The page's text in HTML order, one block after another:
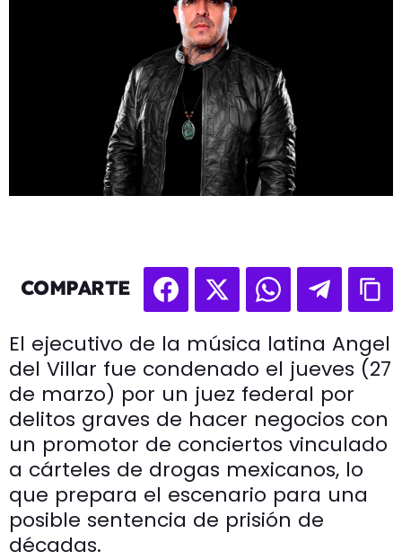
COMPARTE
El ejecutivo de la música latina Angel
del Villar fue condenado el jueves (27
de marzo) por un juez federal por
delitos graves de hacer negocios con
un promotor de conciertos vinculado
a cárteles de drogas mexicanos, lo
que prepara el escenario para una
posible sentencia de prisión de
décadas.